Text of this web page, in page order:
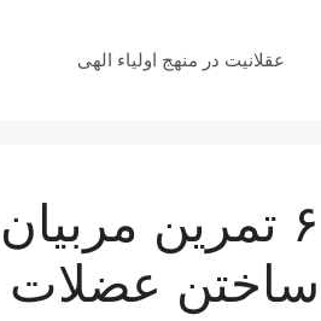
عقلانیت در منهج اولیاء الهی
۶ تمرین
ساختن